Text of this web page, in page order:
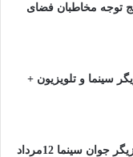
توجه مخاطبان فضای
سینما و تلویزیون +
درگذشت مریم همتیان بازیگر جوان سینما 12مرداد